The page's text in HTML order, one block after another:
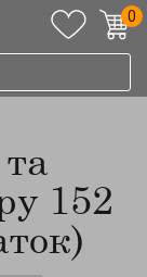
0
152